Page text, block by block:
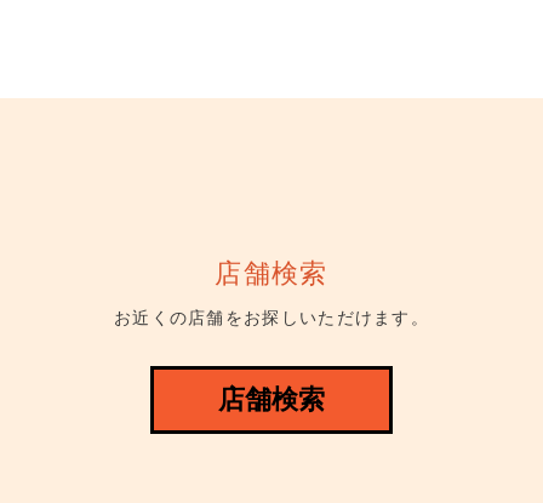
店舗検索
お近くの店舗をお探しいただけます。
店舗検索